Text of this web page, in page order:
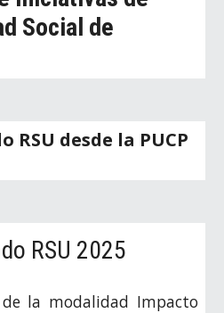
Social de
RSU desde la PUCP
RSU 2025
la modalidad Impacto